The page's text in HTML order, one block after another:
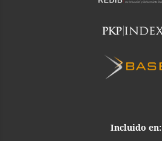
Incluido en: